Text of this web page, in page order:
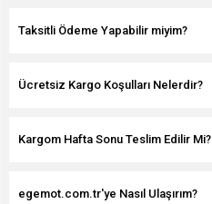
Taksitli Ödeme Yapabilir miyim?
Ücretsiz Kargo Koşulları Nelerdir?
Kargom Hafta Sonu Teslim Edilir Mi?
egemot.com.tr'ye Nasıl Ulaşırım?